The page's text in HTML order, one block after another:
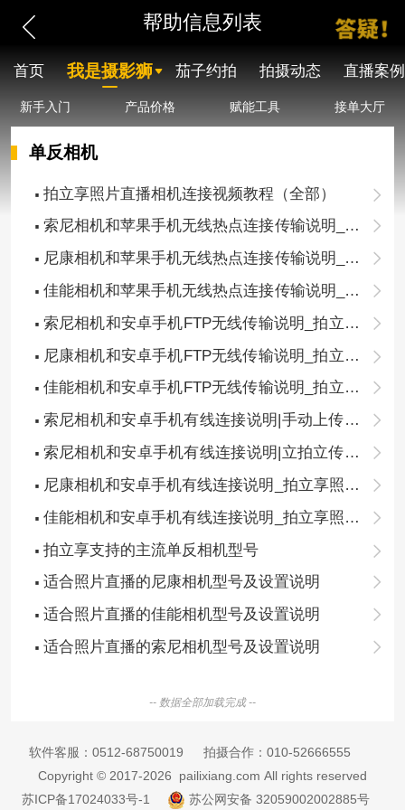
帮助信息列表
首页 我是摄影狮 茄子约拍 拍摄动态 直播案例
新手入门 产品价格 赋能工具 接单大厅
单反相机
拍立享照片直播相机连接视频教程（全部）
索尼相机和苹果手机无线热点连接传输说明_拍
立享照片直播连接相机教程（10）
尼康相机和苹果手机无线热点连接传输说明_拍
立享照片直播连接相机教程（9）
佳能相机和苹果手机无线热点连接传输说明_拍
立享照片直播连接相机教程（8）
索尼相机和安卓手机FTP无线传输说明_拍立享
照片直播连接相机教程（7）
尼康相机和安卓手机FTP无线传输说明_拍立享
照片直播连接相机教程（6）
佳能相机和安卓手机FTP无线传输说明_拍立享
照片直播连接相机教程（5）
索尼相机和安卓手机有线连接说明|手动上传模
式_拍立享照片直播连接相机教程（4）
索尼相机和安卓手机有线连接说明|立拍立传模
式_拍立享照片直播连接相机教程（3）
尼康相机和安卓手机有线连接说明_拍立享照片
直播连接相机教程（2）
佳能相机和安卓手机有线连接说明_拍立享照片
直播连接相机教程（1）
拍立享支持的主流单反相机型号
适合照片直播的尼康相机型号及设置说明
适合照片直播的佳能相机型号及设置说明
适合照片直播的索尼相机型号及设置说明
-- 数据全部加载完成 --
软件客服： 0512-68750019 拍摄合作： 010-52666555
Copyright © 2017-2026 pailixiang.com All rights reserved
苏ICP备17024033号-1
苏公网安备 32059002002885号